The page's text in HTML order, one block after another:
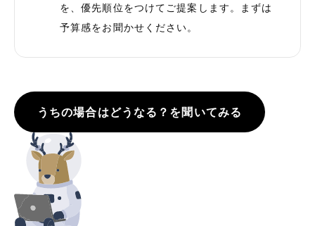
を、優先順位をつけてご提案します。まずは
予算感をお聞かせください。
うちの場合はどうなる？を聞いてみる